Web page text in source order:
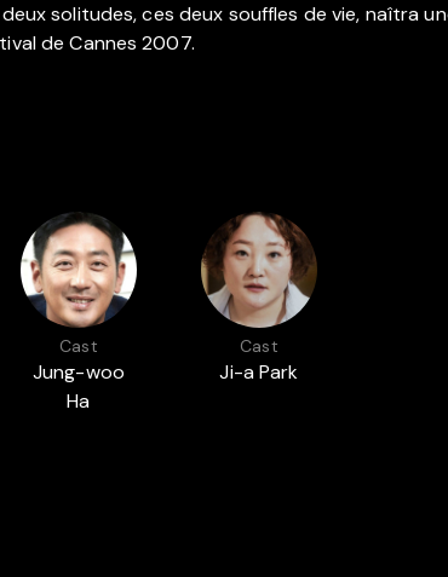
solitudes, ces deux souffles de vie, naîtra
de Cannes 2007.
Cast
Jung-woo
Ha
Cast
Ji-a Park